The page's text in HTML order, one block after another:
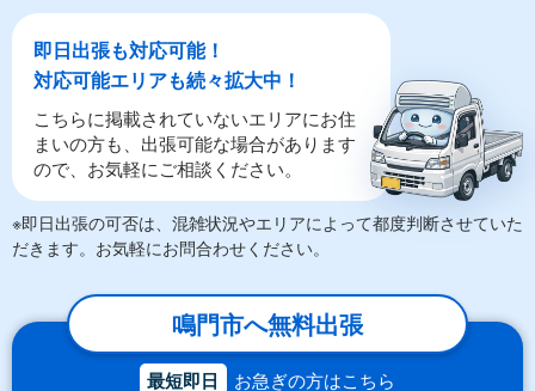
即日出張も対応可能！
対応可能エリアも続々拡大中！
こちらに掲載されていないエリアにお住
まいの方も、出張可能な場合があります
ので、お気軽にご相談ください。
※即日出張の可否は、混雑状況やエリアによって都度判断させていた
だきます。お気軽にお問合わせください。
鳴門市へ無料出張
最短即日 お急ぎの方はこちら